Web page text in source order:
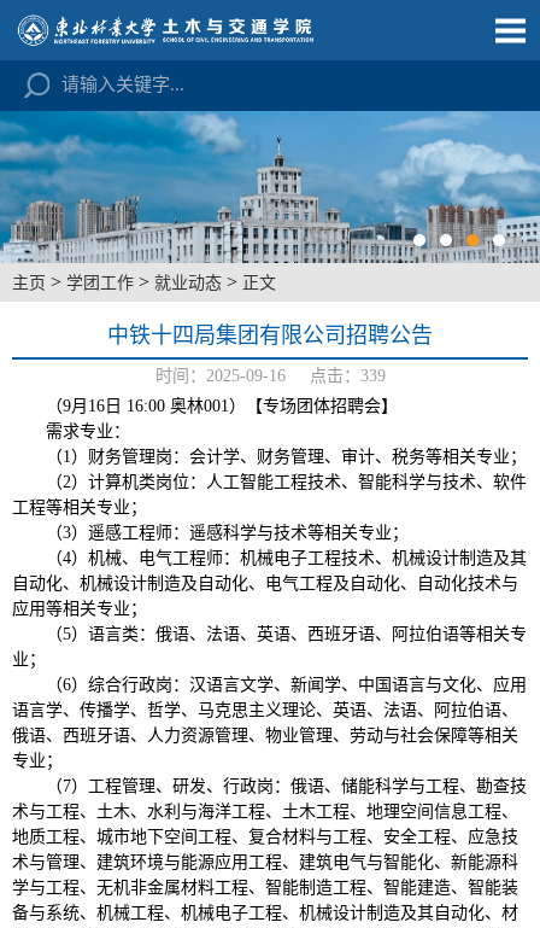
主页 > 学团工作 > 就业动态 > 正文
中铁十四局集团有限公司招聘公告
时间：2025-09-16 点击： 339
（9月16日 16:00 奥林001）【专场团体招聘会】
需求专业：
（1）财务管理岗：会计学、财务管理、审计、税务等相关专业；
（2）计算机类岗位：人工智能工程技术、智能科学与技术、软件
工程等相关专业；
（3）遥感工程师：遥感科学与技术等相关专业；
（4）机械、电气工程师：机械电子工程技术、机械设计制造及其
自动化、机械设计制造及自动化、电气工程及自动化、自动化技术与
应用等相关专业；
（5）语言类：俄语、法语、英语、西班牙语、阿拉伯语等相关专
业；
（6）综合行政岗：汉语言文学、新闻学、中国语言与文化、应用
语言学、传播学、哲学、马克思主义理论、英语、法语、阿拉伯语、
俄语、西班牙语、人力资源管理、物业管理、劳动与社会保障等相关
专业；
（7）工程管理、研发、行政岗：俄语、储能科学与工程、勘查技
术与工程、土木、水利与海洋工程、土木工程、地理空间信息工程、
地质工程、城市地下空间工程、复合材料与工程、安全工程、应急技
术与管理、建筑环境与能源应用工程、建筑电气与智能化、新能源科
学与工程、无机非金属材料工程、智能制造工程、智能建造、智能装
备与系统、机械工程、机械电子工程、机械设计制造及其自动化、材